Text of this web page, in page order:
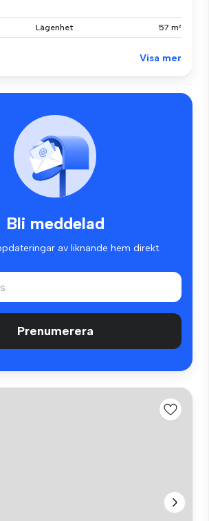
Lägenhet 57 m²
Visa mer
Bli meddelad
av liknande hem direkt.
Prenumerera